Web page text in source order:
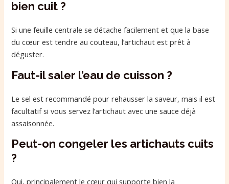
bien cuit ?
Si une feuille centrale se détache facilement et que la base
du cœur est tendre au couteau, l’artichaut est prêt à
déguster.
Faut-il saler l’eau de cuisson ?
Le sel est recommandé pour rehausser la saveur, mais il est
facultatif si vous servez l’artichaut avec une sauce déjà
assaisonnée.
Peut-on congeler les artichauts cuits
?
Oui, principalement le cœur qui supporte bien la